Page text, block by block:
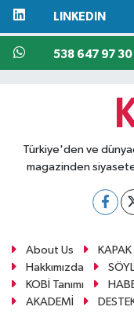
LINKEDIN
538 647 97 30
Türkiye'den ve
magazinden
About Us KAPAK
Hakkımızda
KOBİ Tanımı
AKADEMİ